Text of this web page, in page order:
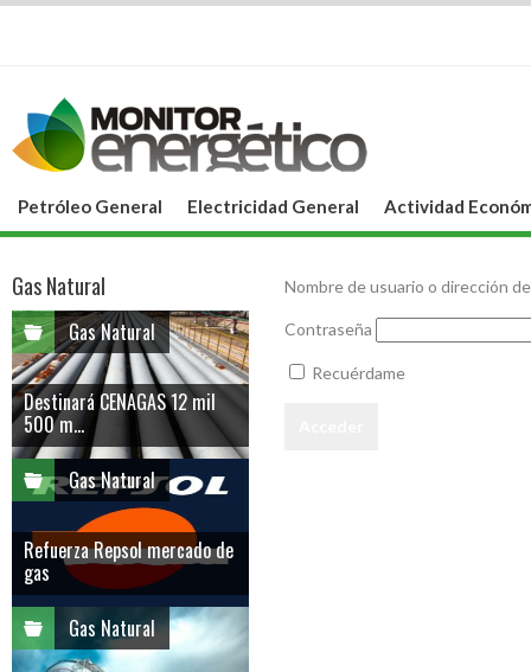
Petróleo General Electricidad General Actividad
Nombre de usuario o dirección
Contraseña
Recuérdame
Gas Natural
Gas Natural
Destinará CENAGAS 12 mil
500 m...
Gas Natural
Refuerza Repsol mercado de
gas
Gas Natural